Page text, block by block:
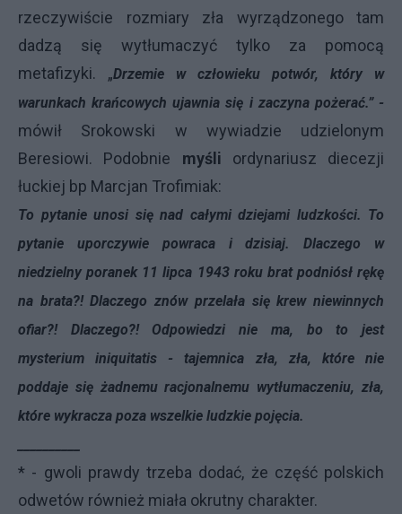
rzeczywiście rozmiary zła wyrządzonego tam
dadzą się wytłumaczyć tylko za pomocą
metafizyki. „Drzemie w człowieku potwór, który w
warunkach krańcowych ujawnia się i zaczyna pożerać.” -
mówił Srokowski w wywiadzie udzielonym
Beresiowi. Podobnie myśli ordynariusz diecezji
łuckiej bp Marcjan Trofimiak:
To pytanie unosi się nad całymi dziejami ludzkości. To
pytanie uporczywie powraca i dzisiaj. Dlaczego w
niedzielny poranek 11 lipca 1943 roku brat podniósł rękę
na brata?! Dlaczego znów przelała się krew niewinnych
ofiar?! Dlaczego?! Odpowiedzi nie ma, bo to jest
mysterium iniquitatis - tajemnica zła, zła, które nie
poddaje się żadnemu racjonalnemu wytłumaczeniu, zła,
które wykracza poza wszelkie ludzkie pojęcia.
* - gwoli prawdy trzeba dodać, że część polskich
odwetów również miała okrutny charakter.